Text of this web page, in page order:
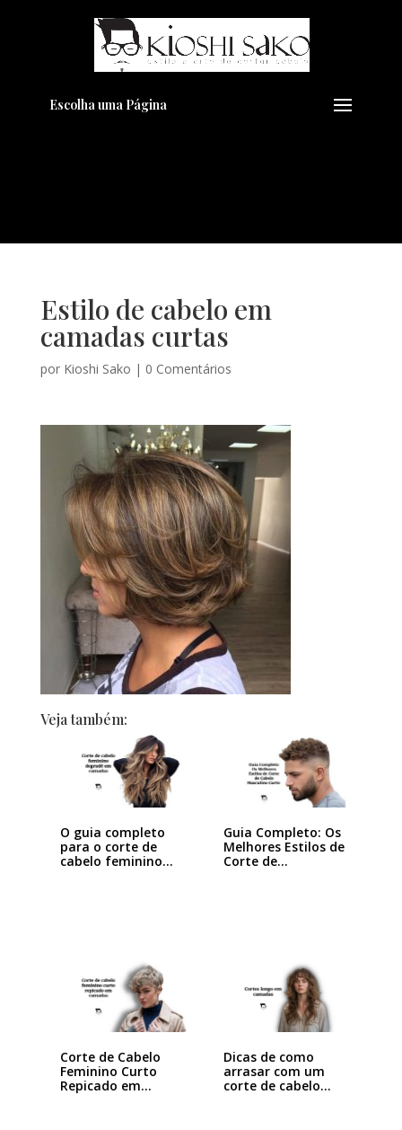
Escolha uma Página
Estilo de cabelo em
camadas curtas
por Kioshi Sako | 0 Comentários
Veja também:
O guia completo
para o corte de
cabelo feminino…
Guia Completo: Os
Melhores Estilos de
Corte de…
Corte de Cabelo
Feminino Curto
Repicado em
Dicas de como
arrasar com um
corte de cabelo…
Pensando em transformar seu
Visual??